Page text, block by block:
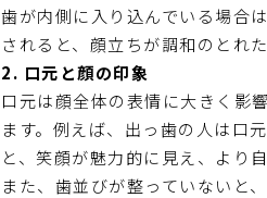
歯が内側に入り込んでいる場合
されると、顔立ちが調和のとれ
2. 口元と顔の印象
口元は顔全体の表情に大きく影
ます。例えば、出っ歯の人は口
と、笑顔が魅力的に見え、より
また、歯並びが整っていないと